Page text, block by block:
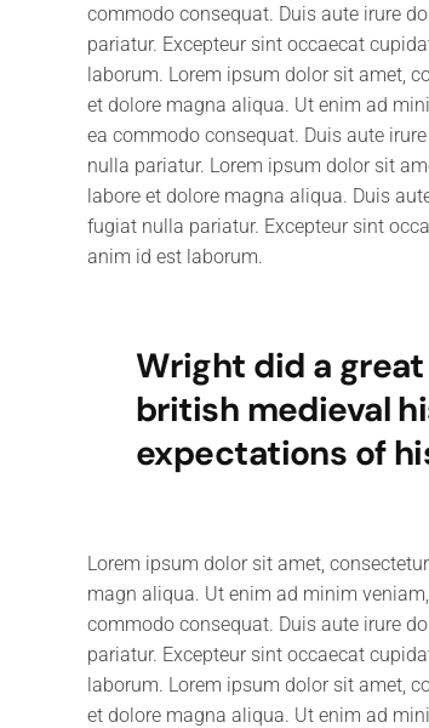
commodo consequat. Duis aute irure
pariatur. Excepteur sint occaecat
laborum. Lorem ipsum dolor sit amet,
et dolore magna aliqua. Ut enim ad
ea commodo consequat. Duis aute
nulla pariatur. Lorem ipsum dolor sit
labore et dolore magna aliqua. Duis
fugiat nulla pariatur. Excepteur sint
anim id est laborum.
Wright did a
british medieval
expectations of
Lorem ipsum dolor sit amet,
magn aliqua. Ut enim ad minim
commodo consequat. Duis aute irure
pariatur. Excepteur sint occaecat
laborum. Lorem ipsum dolor sit amet,
et dolore magna aliqua. Ut enim ad